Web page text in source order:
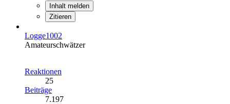
Inhalt melden
Zitieren
Logge1002
Amateurschwätzer
Reaktionen
25
Beiträge
7.197